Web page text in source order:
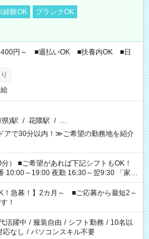
経験OK
ブランクOK
円～ ■週払いOK ■扶養内OK ■日
)駅 / 花隈駅 / …
アで30分以内！≫ご希望の勤務地を紹介
もOK！
～19:00 夜勤 16:30～翌9:30 「家族
「余裕を持って夕飯の準備がしたい」
くない」 など、ご希望を教えてください
勤務時間。 合計で週40時間を超える場
！急募！】2カ月～ ■ご応募から最短2～
！
活躍中 / 服装自由 / シフト勤務 / 10名以
応なし / パソコンスキル不要